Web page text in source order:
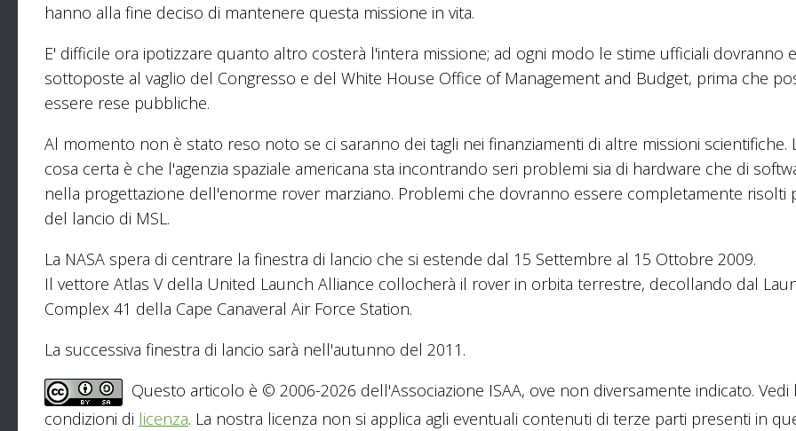
hanno alla fine deciso di mantenere questa missione in vita.
E' difficile ora ipotizzare quanto altro costerà l'intera missione; ad ogni modo le stime ufficiali dovranno
sottoposte al vaglio del Congresso e del White House Office of Management and Budget, prima che
essere rese pubbliche.
Al momento non è stato reso noto se ci saranno dei tagli nei finanziamenti di altre missioni scientifiche.
cosa certa è che l'agenzia spaziale americana sta incontrando seri problemi sia di hardware che di
nella progettazione dell'enorme rover marziano. Problemi che dovranno essere completamente risolti
del lancio di MSL.
La NASA spera di centrare la finestra di lancio che si estende dal 15 Settembre al 15 Ottobre 2009.
Il vettore Atlas V della United Launch Alliance collocherà il rover in orbita terrestre, decollando dal
Complex 41 della Cape Canaveral Air Force Station.
La successiva finestra di lancio sarà nell'autunno del 2011.
Questo articolo è © 2006-2026 dell'Associazione ISAA, ove non diversamente indicato. Vedi
condizioni di licenza. La nostra licenza non si applica agli eventuali contenuti di terze parti presenti in